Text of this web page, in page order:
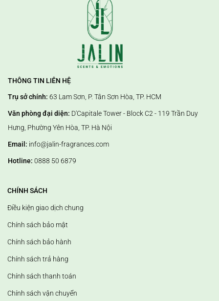
THÔNG TIN LIÊN HỆ
Trụ sở chính: 63 Lam Sơn, P. Tân Sơn Hòa, TP. HCM
Văn phòng đại diện: D'Capitale Tower - Block C2 - 119 Trần Duy
Hưng, Phường Yên Hòa, TP. Hà Nội
Email: info@jalin-fragrances.com
Hotline: 0888 50 6879
CHÍNH SÁCH
Điều kiện giao dịch chung
Chính sách bảo mật
Chính sách bảo hành
Chính sách trả hàng
Chính sách thanh toán
Chính sách vận chuyển